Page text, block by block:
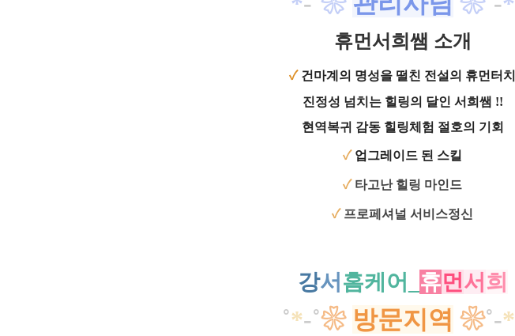
휴먼서희쌤 소개
✓ 건마계의 명성을 떨친 전설의 휴먼터치
진정성 넘치는 힐링의 달인 서희쌤 !!
현역복귀 감동 힐링체험 절호의 기회
✓ 업그레이드 된 스킬
✓ 타고난 힐링 마인드
✓ 프로페셔널 서비스정신
강서 홈케어_ 휴먼서 희
˚*-˚❀ 방문지역 ❀˚-*